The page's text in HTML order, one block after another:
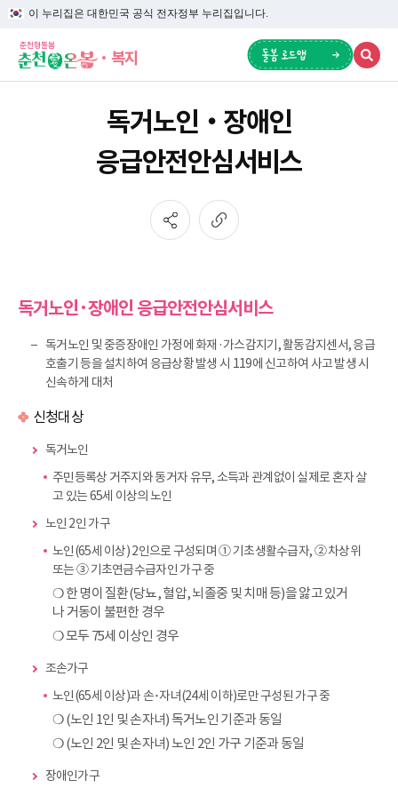
이 누리집은 대한민국 공식 전자정부 누리집입니다.
복지
독거노인‧장애인
응급안전안심서비스
독거노인·장애인 응급안전안심서비스
독거노인 및 중증장애인 가정에 화재·가스감지기, 활동감지센서, 응급
호출기 등을 설치하여 응급상황 발생 시 119에 신고하여 사고 발생 시
신속하게 대처
신청대상
독거노인
주민등록상 거주지와 동거자 유무, 소득과 관계없이 실제로 혼자 살
고 있는 65세 이상의 노인
노인 2인 가구
노인(65세 이상) 2인으로 구성되며 ① 기초생활수급자, ② 차상위
또는 ③ 기초연금수급자인 가구 중
❍ 한 명이 질환(당뇨, 혈압, 뇌졸중 및 치매 등)을 앓고 있거
나 거동이 불편한 경우
❍ 모두 75세 이상인 경우
조손가구
노인(65세 이상)과 손･자녀(24세 이하)로만 구성된 가구 중
❍ (노인 1인 및 손자녀) 독거노인 기준과 동일
❍ (노인 2인 및 손자녀) 노인 2인 가구 기준과 동일
장애인가구